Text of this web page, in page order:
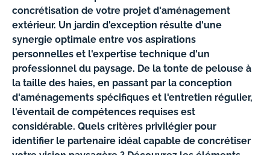
concrétisation de votre projet d'aménagement
extérieur. Un jardin d'exception résulte d'une
synergie optimale entre vos aspirations
personnelles et l'expertise technique d'un
professionnel du paysage. De la tonte de pelouse à
la taille des haies, en passant par la conception
d'aménagements spécifiques et l'entretien régulier,
l'éventail de compétences requises est
considérable. Quels critères privilégier pour
identifier le partenaire idéal capable de concrétiser